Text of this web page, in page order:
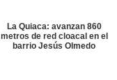
La Quiaca: avanzan 860
metros de red cloacal en el
barrio Jesús Olmedo